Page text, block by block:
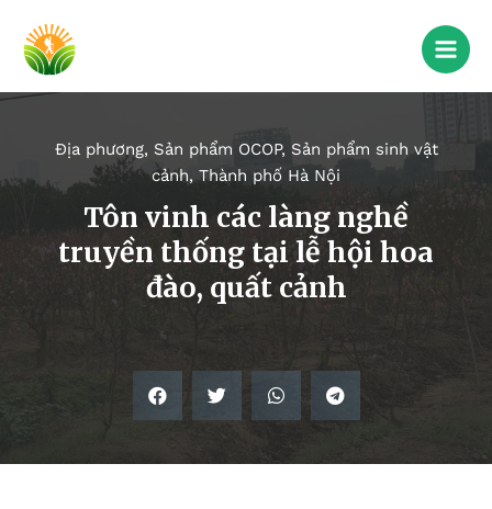
Địa phương, Sản phẩm OCOP, Sản phẩm sinh vật
cảnh, Thành phố Hà Nội
Tôn vinh các làng nghề
truyền thống tại lễ hội hoa
đào, quất cảnh